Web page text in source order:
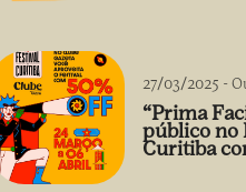
27/03/2025 -
“Prima
público no
Curitiba